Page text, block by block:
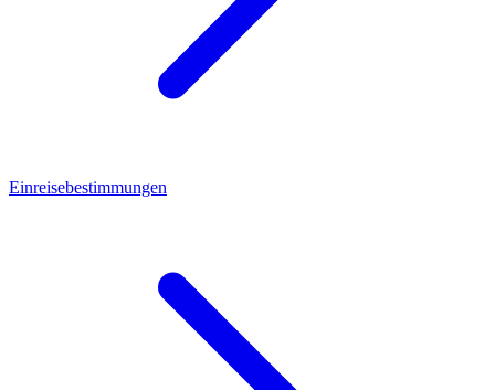
Einreisebestimmungen